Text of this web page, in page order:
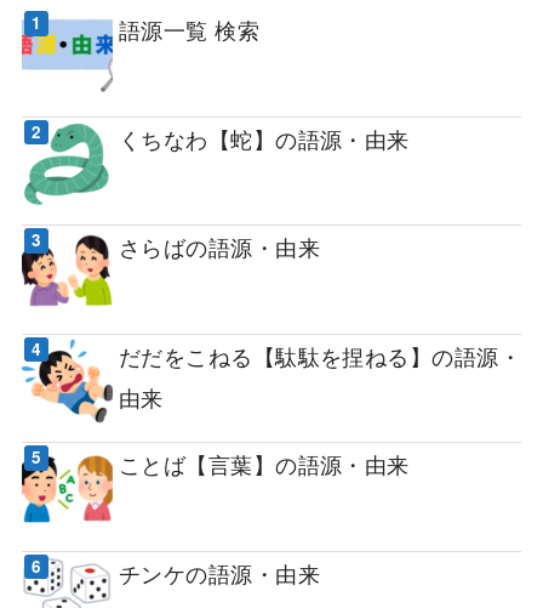
語源一覧 検索
くちなわ【蛇】の語源・由来
さらばの語源・由来
だだをこねる【駄駄を捏ねる】の語源・
由来
ことば【言葉】の語源・由来
チンケの語源・由来